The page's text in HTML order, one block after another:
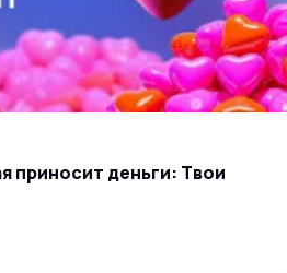
приносит деньги: Твои